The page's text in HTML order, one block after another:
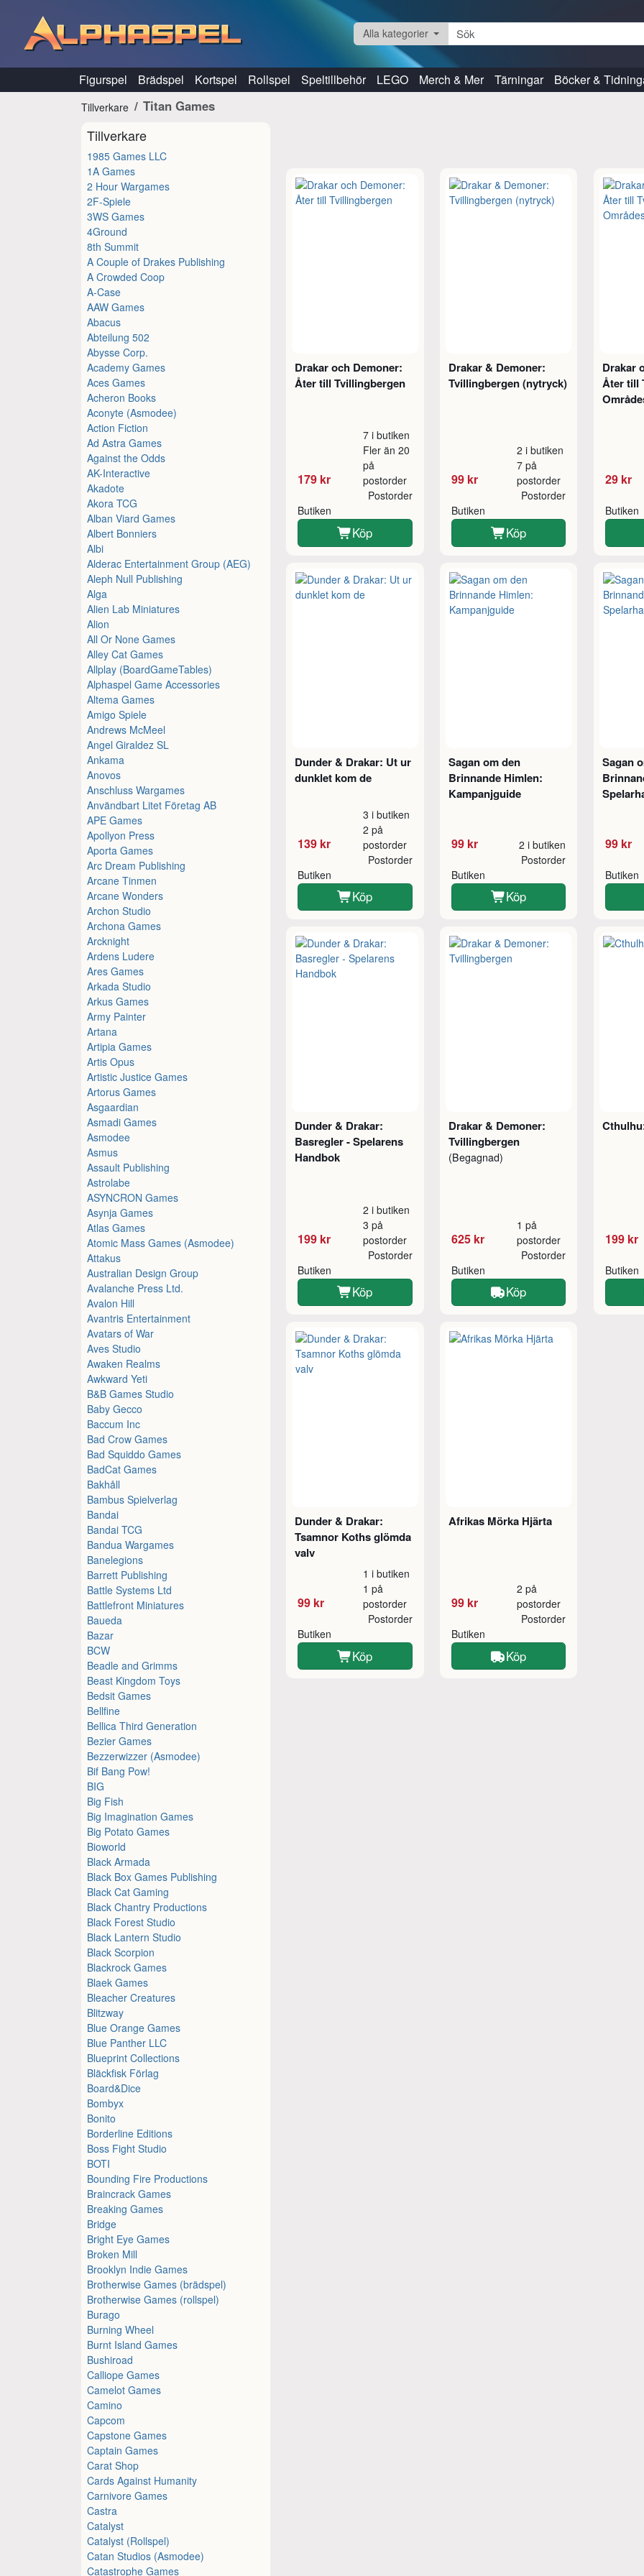
Alla kategorier
Figurspel Brädspel Kortspel Rollspel Speltillbehör LEGO Merch & Mer Tärningar Böcker &
Tillverkare Titan Games
Tillverkare
1985 Games LLC
1A Games
2 Hour Wargames
2F-Spiele
3WS Games
4Ground
8th Summit
A Couple of Drakes Publishing
A Crowded Coop
A-Case
AAW Games
Abacus
Abteilung 502
Abysse Corp.
Academy Games
Aces Games
Acheron Books
Aconyte (Asmodee)
Action Fiction
Ad Astra Games
Against the Odds
AK-Interactive
Akadote
Akora TCG
Alban Viard Games
Albert Bonniers
Albi
Alderac Entertainment Group (AEG)
Aleph Null Publishing
Alga
Alien Lab Miniatures
Alion
All Or None Games
Alley Cat Games
Allplay (BoardGameTables)
Alphaspel Game Accessories
Altema Games
Amigo Spiele
Andrews McMeel
Angel Giraldez SL
Ankama
Anovos
Anschluss Wargames
Användbart Litet Företag AB
APE Games
Apollyon Press
Aporta Games
Arc Dream Publishing
Arcane Tinmen
Arcane Wonders
Archon Studio
Archona Games
Arcknight
Ardens Ludere
Ares Games
Arkada Studio
Arkus Games
Army Painter
Artana
Artipia Games
Artis Opus
Artistic Justice Games
Artorus Games
Asgaardian
Asmadi Games
Asmodee
Asmus
Assault Publishing
Astrolabe
ASYNCRON Games
Asynja Games
Atlas Games
Atomic Mass Games (Asmodee)
Attakus
Australian Design Group
Avalanche Press Ltd.
Avalon Hill
Avantris Entertainment
Avatars of War
Aves Studio
Awaken Realms
Awkward Yeti
B&B Games Studio
Baby Gecco
Baccum Inc
Bad Crow Games
Bad Squiddo Games
BadCat Games
Bakhåll
Bambus Spielverlag
Bandai
Bandai TCG
Bandua Wargames
Banelegions
Barrett Publishing
Battle Systems Ltd
Battlefront Miniatures
Baueda
Bazar
BCW
Beadle and Grimms
Beast Kingdom Toys
Bedsit Games
Bellfine
Bellica Third Generation
Bezier Games
Bezzerwizzer (Asmodee)
Bif Bang Pow!
BIG
Big Fish
Big Imagination Games
Big Potato Games
Bioworld
Black Armada
Black Box Games Publishing
Black Cat Gaming
Black Chantry Productions
Black Forest Studio
Black Lantern Studio
Black Scorpion
Blackrock Games
Blaek Games
Bleacher Creatures
Blitzway
Blue Orange Games
Blue Panther LLC
Blueprint Collections
Bläckfisk Förlag
Board&Dice
Bombyx
Bonito
Borderline Editions
Boss Fight Studio
BOTI
Bounding Fire Productions
Braincrack Games
Breaking Games
Bridge
Bright Eye Games
Broken Mill
Brooklyn Indie Games
Brotherwise Games (brädspel)
Brotherwise Games (rollspel)
Burago
Burning Wheel
Burnt Island Games
Bushiroad
Calliope Games
Camelot Games
Camino
Capcom
Capstone Games
Captain Games
Carat Shop
Cards Against Humanity
Carnivore Games
Castra
Catalyst
Catalyst (Rollspel)
Catan Studios (Asmodee)
Catastrophe Games
Drakar och Demoner:
Åter till Tvillingbergen
179 kr
7 i butiken
Fler än 20
på
postorder
Butiken
Postorder
Köp
Drakar & Demoner:
Tvillingbergen (nytryck)
99 kr
2 i butiken
7 på
postorder
Butiken
Postorder
Köp
Drakar
Åter till
29 kr
Butiken
Dunder & Drakar: Ut ur
dunklet kom de
139 kr
3 i butiken
2 på
postorder
Butiken
Postorder
Köp
Sagan om den
Brinnande Himlen:
Kampanjguide
99 kr 2 i butiken
Butiken
Postorder
Köp
Sagan
99 kr
Butiken
Dunder & Drakar:
Basregler - Spelarens
Handbok
199 kr
2 i butiken
3 på
postorder
Butiken
Postorder
Köp
Drakar & Demoner:
Tvillingbergen
(Begagnad)
625 kr
1 på
postorder
Butiken
Postorder
Köp
199 kr
Butiken
Dunder & Drakar:
Tsamnor Koths glömda
valv
99 kr
1 i butiken
1 på
postorder
Butiken
Postorder
Köp
Afrikas Mörka Hjärta
99 kr
2 på
postorder
Butiken
Postorder
Köp